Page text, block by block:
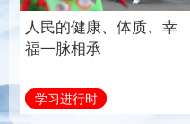
访谈 视频
人民的健康、体质、幸
福一脉相承
学习进行时